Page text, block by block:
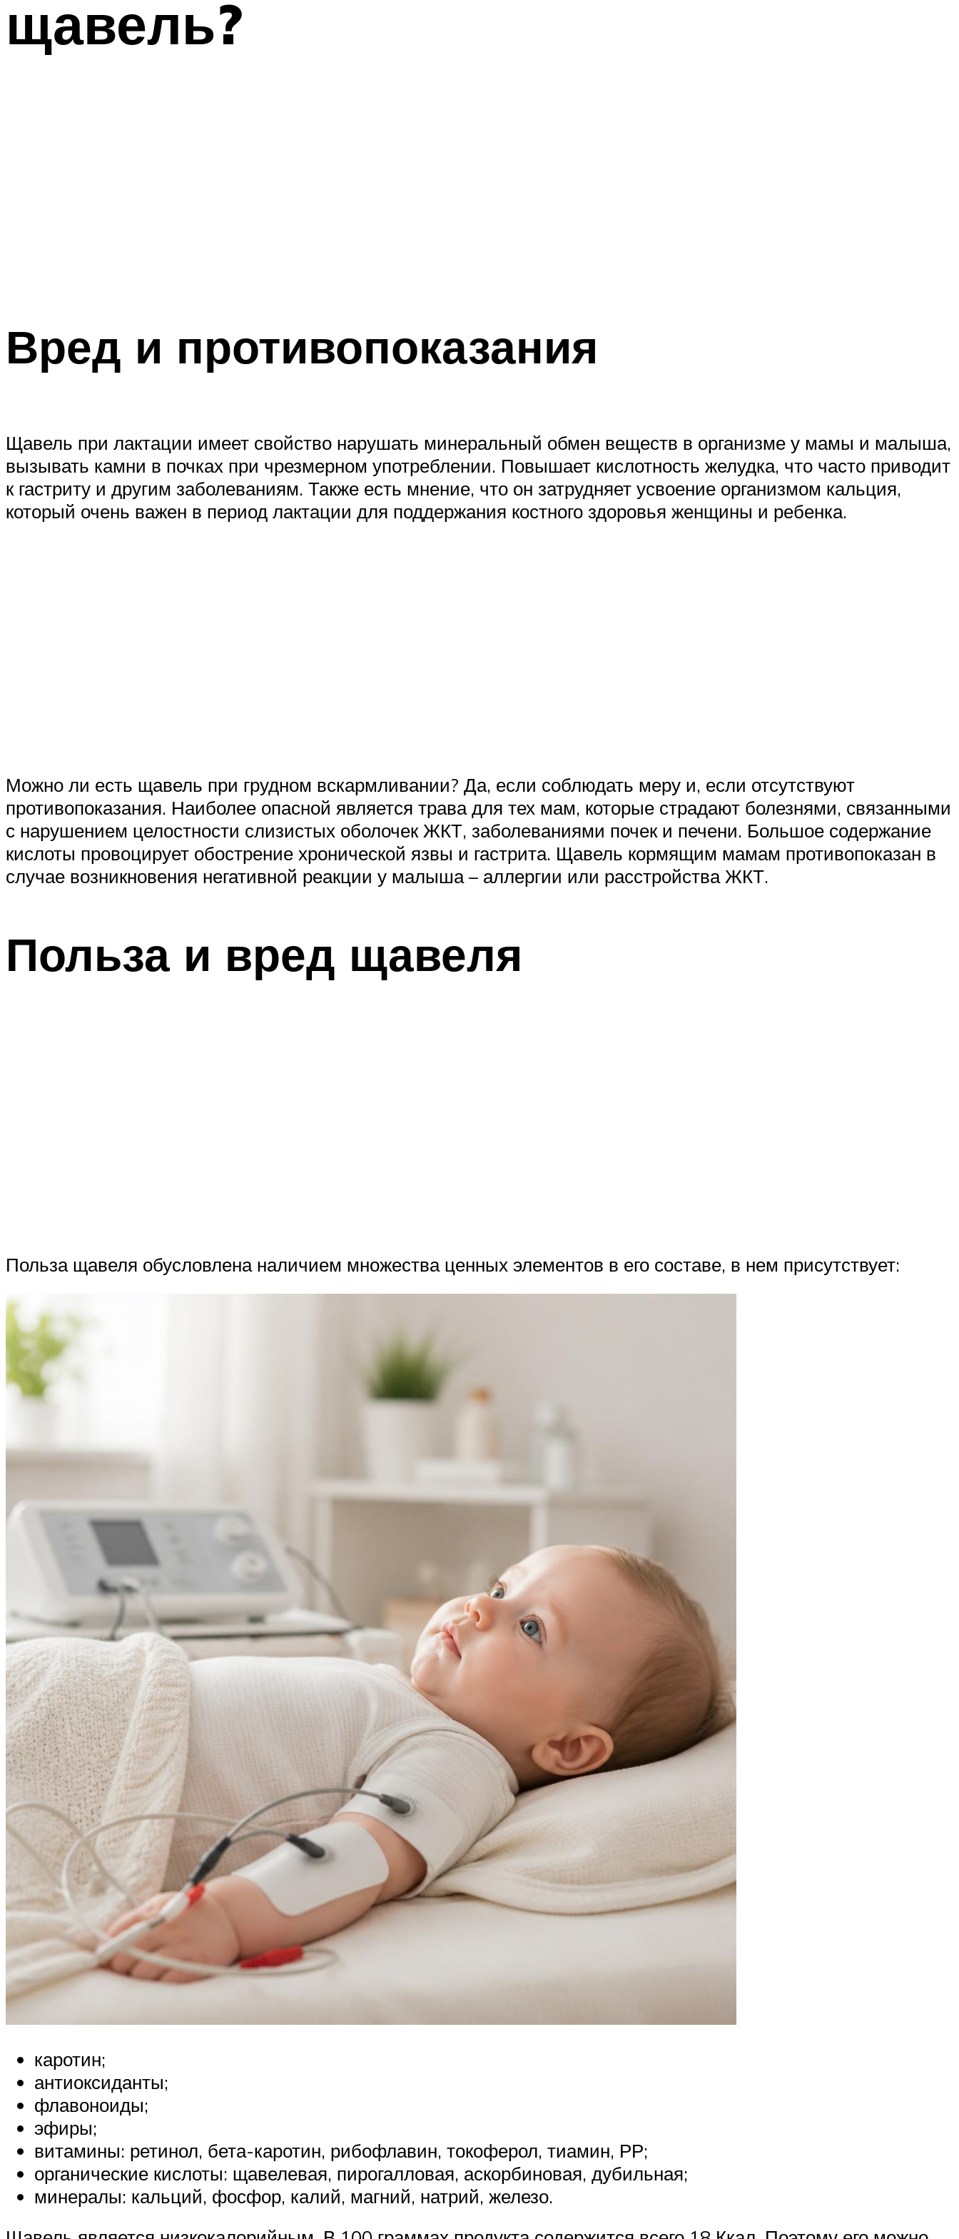
щавель?
Вред и противопоказания
Щавель при лактации имеет свойство нарушать минеральный обмен веществ в организме у мамы и малыша,
вызывать камни в почках при чрезмерном употреблении. Повышает кислотность желудка, что часто приводит
к гастриту и другим заболеваниям. Также есть мнение, что он затрудняет усвоение организмом кальция,
который очень важен в период лактации для поддержания костного здоровья женщины и ребенка.
Можно ли есть щавель при грудном вскармливании? Да, если соблюдать меру и, если отсутствуют
противопоказания. Наиболее опасной является трава для тех мам, которые страдают болезнями, связанными
с нарушением целостности слизистых оболочек ЖКТ, заболеваниями почек и печени. Большое содержание
кислоты провоцирует обострение хронической язвы и гастрита. Щавель кормящим мамам противопоказан в
случае возникновения негативной реакции у малыша – аллергии или расстройства ЖКТ.
Польза и вред щавеля
Польза щавеля обусловлена наличием множества ценных элементов в его составе, в нем присутствует:
каротин;
антиоксиданты;
флавоноиды;
эфиры;
витамины: ретинол, бета-каротин, рибофлавин, токоферол, тиамин, РР;
органические кислоты: щавелевая, пирогалловая, аскорбиновая, дубильная;
минералы: кальций, фосфор, калий, магний, натрий, железо.